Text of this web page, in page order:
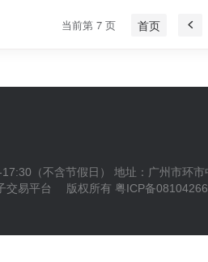
当前第 7 页 首页
（不含节假日） 地址：广州市环
交易平台 版权所有 粤ICP备